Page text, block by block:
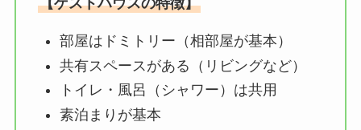
【ゲストハウスの特徴】
部屋はドミトリー（相部屋が基本）
共有スペースがある（リビングなど）
トイレ・風呂（シャワー）は共用
素泊まりが基本